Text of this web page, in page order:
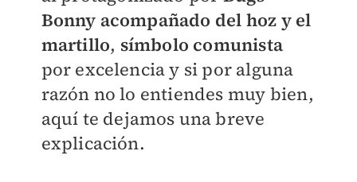
Bonny acompañado del hoz y el
martillo, símbolo comunista
por excelencia y si por alguna
razón no lo entiendes muy bien,
aquí te dejamos una breve
explicación.